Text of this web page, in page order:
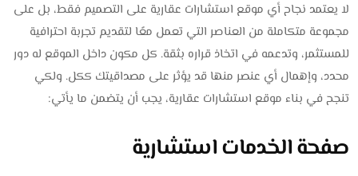
لا يعتمد نجاح أي موقع استشارات عقارية على التصميم فقط، بل على
مجموعة متكاملة من العناصر التي تعمل معًا لتقديم تجربة احترافية
للمستثمر، وتدعمه في اتخاذ قراره بثقة. كل مكون داخل الموقع له دور
محدد، وإهمال أي عنصر منها قد يؤثر على مصداقيتك ككل. ولكي
تنجح في بناء موقع استشارات عقارية، يجب أن يتضمن ما يأتي:
صفحة الخدمات استشارية